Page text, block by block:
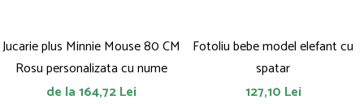
Jucarie plus Minnie Mouse 80 CM
Rosu personalizata cu nume
de la 164,72 Lei
Fotoliu bebe model elefant cu
spatar
127,10 Lei